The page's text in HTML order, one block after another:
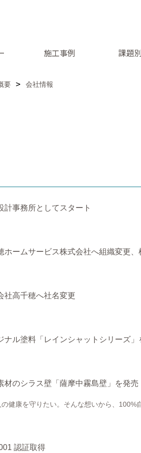
施工事例 課題
要 会社情報
計事務所としてスタート
ホームサービス株式会社へ組織変更、
社高千穂へ社名変更
ナル塗料「レインシャットシリーズ」
材のシラス壁「薩摩中霧島壁」を発売
健康を守りたい。そんな想いから、
認証取得